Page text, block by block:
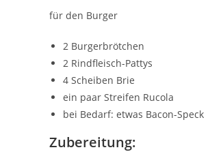
für den Burger
2 Burgerbrötchen
2 Rindfleisch-Pattys
4 Scheiben Brie
ein paar Streifen Rucola
bei Bedarf: etwas Bacon-Speck
Zubereitung: